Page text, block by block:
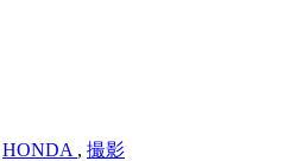
HONDA , 撮影